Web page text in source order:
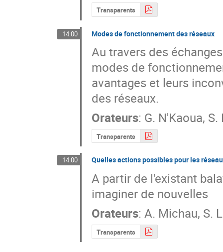
Transparents
14:00 Modes de fonctionnement des réseaux
Au travers des
modes de
avantages et leurs
des réseaux.
Orateurs: G. N'Kaoua, S.
Transparents
14:00 Quelles actions possibles pour les
A partir de l'existant
imaginer de nouvelles
Orateurs: A. Michau, S.
Transparents